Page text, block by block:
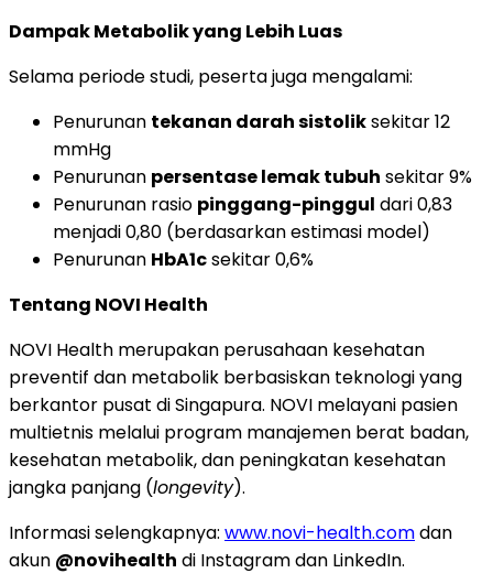
Dampak Metabolik yang Lebih Luas
Selama periode studi, peserta juga mengalami:
Penurunan tekanan darah sistoliksekitar 12
mmHg
Penurunan persentase lemak tubuh sekitar 9%
Penurunan rasio pinggang-pinggul dari 0,83
menjadi 0,80 (berdasarkan estimasi model)
Penurunan HbA1csekitar 0,6%
Tentang NOVI Health
NOVI Health merupakan perusahaan kesehatan
preventif dan metabolik berbasiskan teknologi yang
berkantor pusat di Singapura. NOVI melayani pasien
multietnis melalui program manajemen berat badan,
kesehatan metabolik, dan peningkatan kesehatan
jangka panjang (longevity).
Informasi selengkapnya: www.novi-health.comdan
akun @novihealth di Instagram dan LinkedIn.